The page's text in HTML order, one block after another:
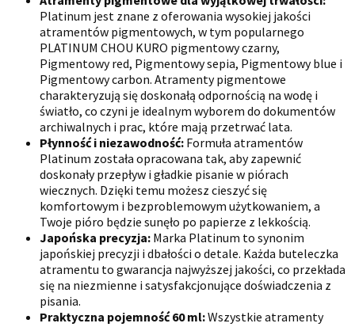
Platinum jest znane z oferowania wysokiej jakości
atramentów pigmentowych, w tym popularnego
PLATINUM CHOU KURO pigmentowy czarny,
Pigmentowy red, Pigmentowy sepia, Pigmentowy blue i
Pigmentowy carbon. Atramenty pigmentowe
charakteryzują się doskonałą odpornością na wodę i
światło, co czyni je idealnym wyborem do dokumentów
archiwalnych i prac, które mają przetrwać lata.
Płynność i niezawodność: Formuła atramentów
Platinum została opracowana tak, aby zapewnić
doskonały przepływ i gładkie pisanie w piórach
wiecznych. Dzięki temu możesz cieszyć się
komfortowym i bezproblemowym użytkowaniem, a
Twoje pióro będzie sunęło po papierze z lekkością.
Japońska precyzja: Marka Platinum to synonim
japońskiej precyzji i dbałości o detale. Każda buteleczka
atramentu to gwarancja najwyższej jakości, co przekłada
się na niezmienne i satysfakcjonujące doświadczenia z
pisania.
Praktyczna pojemność 60 ml:Wszystkie atramenty